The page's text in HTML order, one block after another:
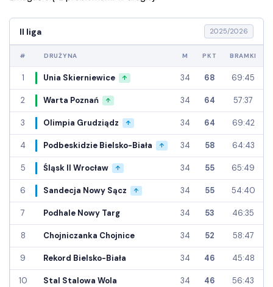
II liga 2025/2026
# DRUŻYNA M PKT BRAMKI
1 Unia Skierniewice ↑ 34 68 69:45
2 Warta Poznań ↑ 34 64 57:37
3 Olimpia Grudziądz ↑ 34 64 69:42
4 Podbeskidzie Bielsko-Biała ↑ 34 58 64:43
5 Śląsk II Wrocław ↑ 34 55 65:49
6 Sandecja Nowy Sącz ↑ 34 55 54:40
7 Podhale Nowy Targ 34 53 46:35
8 Chojniczanka Chojnice 34 52 58:47
9 Rekord Bielsko-Biała 34 46 45:48
10 Stal Stalowa Wola 34 46 56:43